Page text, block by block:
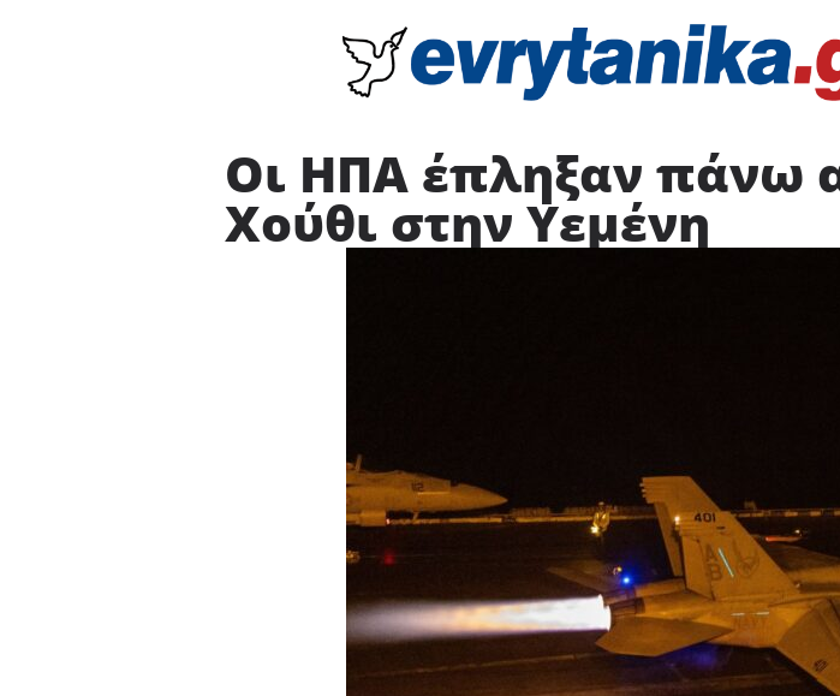
Οι ΗΠΑ έπληξαν πάνω
Χούθι στην Υεμένη